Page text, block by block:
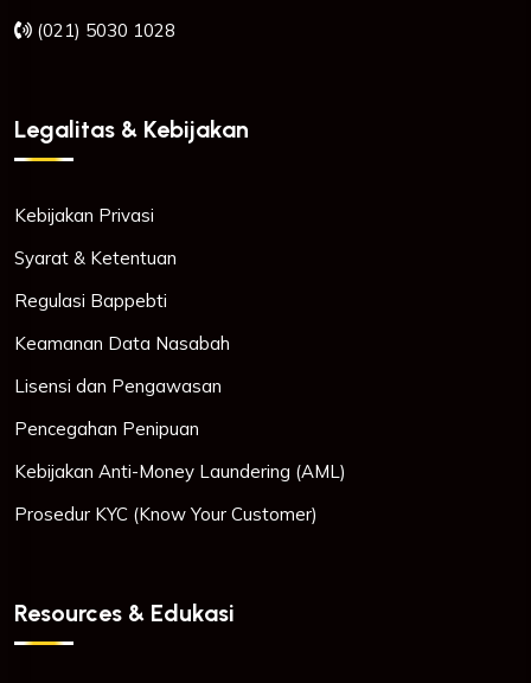
(021) 5030 1028
Legalitas & Kebijakan
Kebijakan Privasi
Syarat & Ketentuan
Regulasi Bappebti
Keamanan Data Nasabah
Lisensi dan Pengawasan
Pencegahan Penipuan
Kebijakan Anti-Money Laundering (AML)
Prosedur KYC (Know Your Customer)
Resources & Edukasi